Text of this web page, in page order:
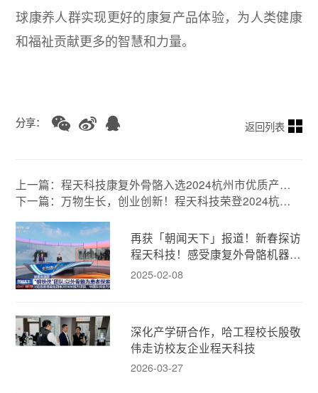
球康养人群实现更好的康复产品体验，为人类健康
和福祉贡献更多的智慧和力量。
分享： 返回列表
上一篇：程天科技康复外骨骼入选2024杭州市优质产品
推荐目录
下一篇：万物生长，创业创新！程天科技荣登2024杭州
再获「朝闻天下」报道！新春探访
程天科技！感受康复外骨骼机器人
的人文温度！
2025-02-08
深化产学研合作，哈工程校长殷敬
伟走访校友企业程天科技
2026-03-27